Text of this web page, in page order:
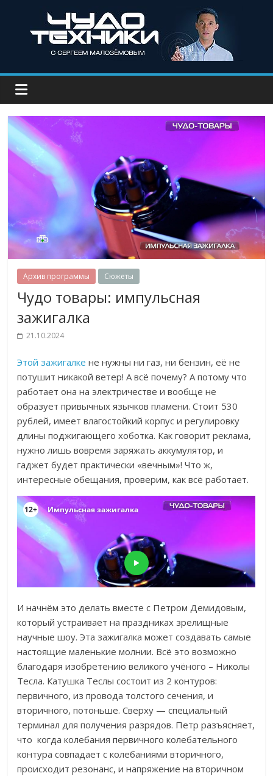
Архив программы Сюжеты
Чудо товары: импульсная
зажигалка
21.10.2024
Этой зажигалке не нужны ни газ, ни бензин, её не
потушит никакой ветер! А всё почему? А потому что
работает она на электричестве и вообще не
образует привычных язычков пламени. Стоит 530
рублей, имеет влагостойкий корпус и регулировку
длины поджигающего хоботка. Как говорит реклама,
нужно лишь вовремя заряжать аккумулятор, и
гаджет будет практически «вечным»! Что ж,
интересные обещания, проверим, как всё работает.
И начнём это делать вместе с Петром Демидовым,
который устраивает на праздниках зрелищные
научные шоу. Эта зажигалка может создавать самые
настоящие маленькие молнии. Всё это возможно
благодаря изобретению великого учёного – Николы
Тесла. Катушка Теслы состоит из 2 контуров:
первичного, из провода толстого сечения, и
вторичного, потоньше. Сверху — специальный
терминал для получения разрядов. Петр разъясняет,
что когда колебания первичного колебательного
контура совпадает с колебаниями вторичного,
происходит резонанс, и напряжение на вторичном